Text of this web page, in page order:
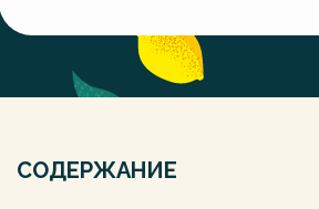
СОДЕРЖАНИЕ